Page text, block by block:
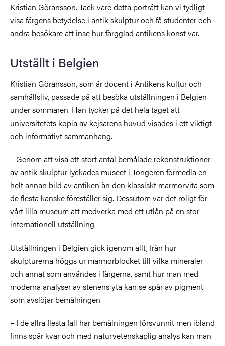
Kristian Göransson. Tack vare detta porträtt kan vi tydligt
visa färgens betydelse i antik skulptur och få studenter och
andra besökare att inse hur färgglad antikens konst var.
Utställt i Belgien
Kristian Göransson, som är docent i Antikens kultur och
samhällsliv, passade på att besöka utställningen i Belgien
under sommaren. Han tycker på det hela taget att
universitetets kopia av kejsarens huvud visades i ett viktigt
och informativt sammanhang.
–Genom att visa ett stort antal bemålade rekonstruktioner
av antik skulptur lyckades museet i Tongeren förmedla en
helt annan bild av antiken än den klassiskt marmorvita som
de flesta kanske föreställer sig. Dessutom var det roligt för
vårt lilla museum att medverka med ett utlån på en stor
internationell utställning.
Utställningen i Belgien gick igenom allt, från hur
skulpturerna höggs ur marmorblocket till vilka mineraler
och annat som användes i färgerna, samt hur man med
moderna analyser av stenens yta kan se spår av pigment
som avslöjar bemålningen.
– I de allra flesta fall har bemålningen försvunnit men ibland
finns spår kvar och med naturvetenskaplig analys kan man